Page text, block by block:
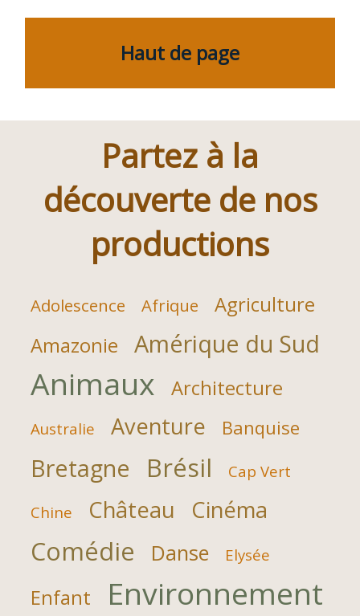
Haut de page
Partez à la
découverte de nos
productions
Adolescence Afrique
Agriculture
Amazonie
Amérique du Sud
Animaux Architecture
Australie Aventure Banquise
Bretagne Brésil Cap Vert
Chine Château Cinéma
Comédie Danse Elysée
Enfant Environnement